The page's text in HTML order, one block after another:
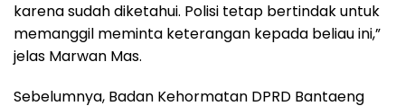
karena sudah diketahui. Polisi tetap bertindak untuk
memanggil meminta keterangan kepada beliau ini,”
jelas Marwan Mas.
Sebelumnya, Badan Kehormatan DPRD Bantaeng